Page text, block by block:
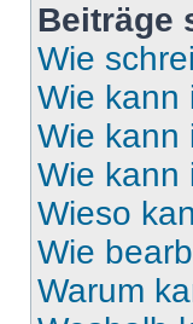
Beiträge
Wie
Wie kann
Wie kann
Wie kann
Wieso
Wie
Warum